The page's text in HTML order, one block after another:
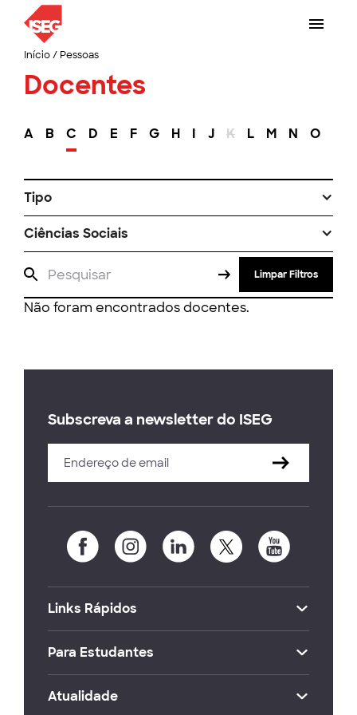
Início/ Pessoas
Docentes
A B C D E F G H I J K L M N O
Tipo
Ciências Sociais
Limpar Filtros
Não foram encontrados docentes.
Subscreva a newsletter do ISEG
Links Rápidos
Para Estudantes
Atualidade